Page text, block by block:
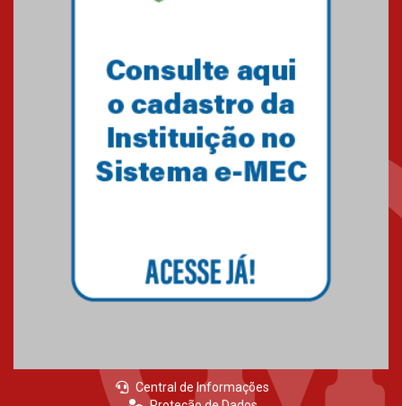
Central de Informações